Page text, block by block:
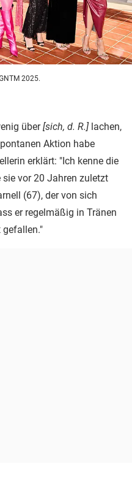
2025.
über[sich, d. R.] lachen,
Aktion habe
erklärt: "Ich kenne die
vor 20 Jahren zuletzt
(67), der von sich
er regelmäßig in Tränen
gefallen."